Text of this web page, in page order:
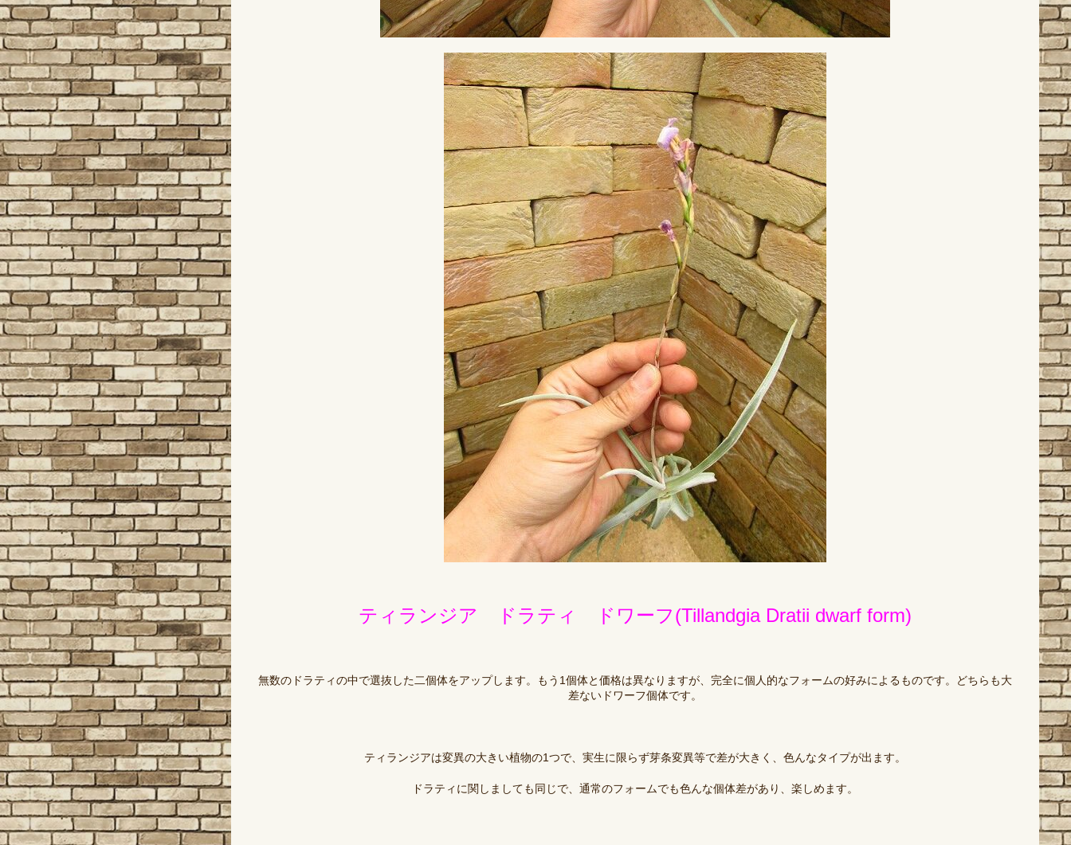
ティランジア ドラティ ドワーフ(Tillandgia Dratii dwarf form)
無数のドラティの中で選抜した二個体をアップします。もう1個体と価格は異なりますが、完全に個人的なフォームの好みによるものです。どちらも大
差ないドワーフ個体です。
ティランジアは変異の大きい植物の1つで、実生に限らず芽条変異等で差が大きく、色んなタイプが出ます。
ドラティに関しましても同じで、通常のフォームでも色んな個体差があり、楽しめます。